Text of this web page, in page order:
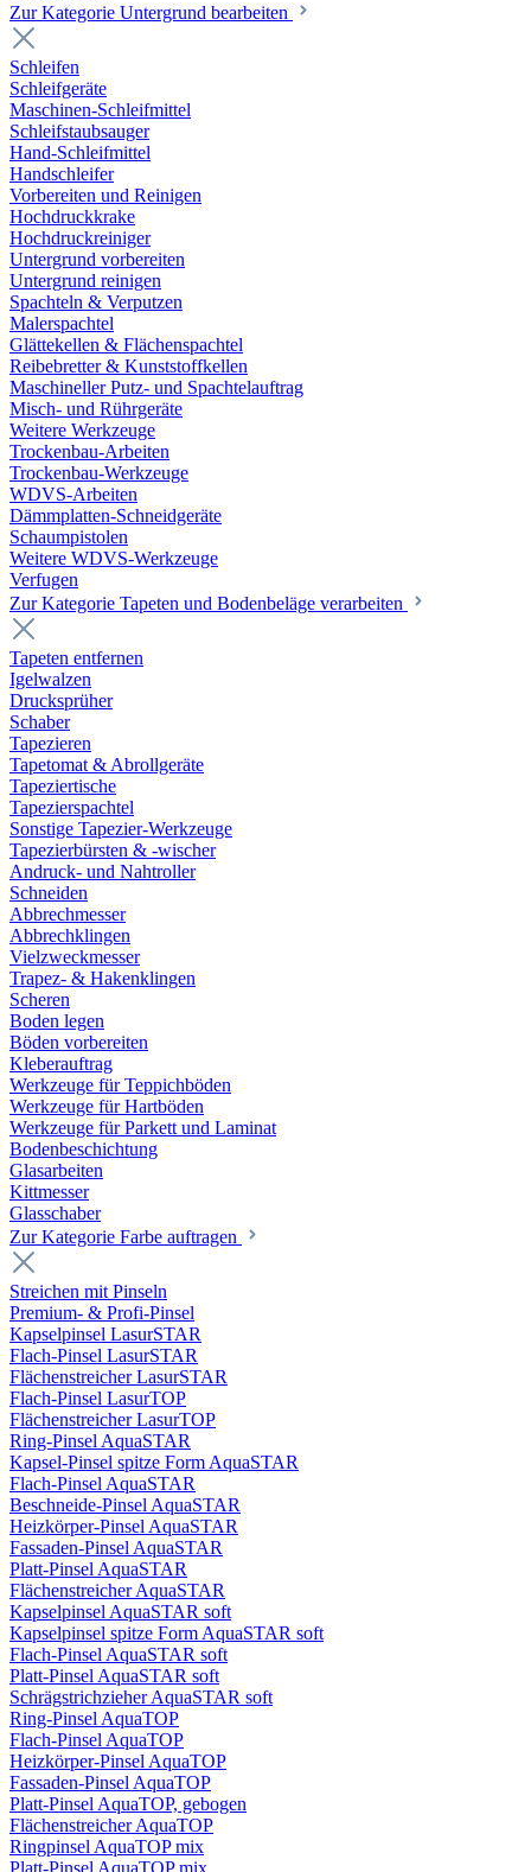
Zur Kategorie Untergrund bearbeiten
Schleifen
Schleifgeräte
Maschinen-Schleifmittel
Schleifstaubsauger
Hand-Schleifmittel
Handschleifer
Vorbereiten und Reinigen
Hochdruckkrake
Hochdruckreiniger
Untergrund vorbereiten
Untergrund reinigen
Spachteln & Verputzen
Malerspachtel
Glättekellen & Flächenspachtel
Reibebretter & Kunststoffkellen
Maschineller Putz- und Spachtelauftrag
Misch- und Rührgeräte
Weitere Werkzeuge
Trockenbau-Arbeiten
Trockenbau-Werkzeuge
WDVS-Arbeiten
Dämmplatten-Schneidgeräte
Schaumpistolen
Weitere WDVS-Werkzeuge
Verfugen
Zur Kategorie Tapeten und Bodenbeläge verarbeiten
Tapeten entfernen
Igelwalzen
Drucksprüher
Schaber
Tapezieren
Tapetomat & Abrollgeräte
Tapeziertische
Tapezierspachtel
Sonstige Tapezier-Werkzeuge
Tapezierbürsten & -wischer
Andruck- und Nahtroller
Schneiden
Abbrechmesser
Abbrechklingen
Vielzweckmesser
Trapez- & Hakenklingen
Scheren
Boden legen
Böden vorbereiten
Kleberauftrag
Werkzeuge für Teppichböden
Werkzeuge für Hartböden
Werkzeuge für Parkett und Laminat
Bodenbeschichtung
Glasarbeiten
Kittmesser
Glasschaber
Zur Kategorie Farbe auftragen
Streichen mit Pinseln
Premium- & Profi-Pinsel
Kapselpinsel LasurSTAR
Flach-Pinsel LasurSTAR
Flächenstreicher LasurSTAR
Flach-Pinsel LasurTOP
Flächenstreicher LasurTOP
Ring-Pinsel AquaSTAR
Kapsel-Pinsel spitze Form AquaSTAR
Flach-Pinsel AquaSTAR
Beschneide-Pinsel AquaSTAR
Heizkörper-Pinsel AquaSTAR
Fassaden-Pinsel AquaSTAR
Platt-Pinsel AquaSTAR
Flächenstreicher AquaSTAR
Kapselpinsel AquaSTAR soft
Kapselpinsel spitze Form AquaSTAR soft
Flach-Pinsel AquaSTAR soft
Platt-Pinsel AquaSTAR soft
Schrägstrichzieher AquaSTAR soft
Ring-Pinsel AquaTOP
Flach-Pinsel AquaTOP
Heizkörper-Pinsel AquaTOP
Fassaden-Pinsel AquaTOP
Platt-Pinsel AquaTOP, gebogen
Flächenstreicher AquaTOP
Ringpinsel AquaTOP mix
Platt-Pinsel AquaTOP mix